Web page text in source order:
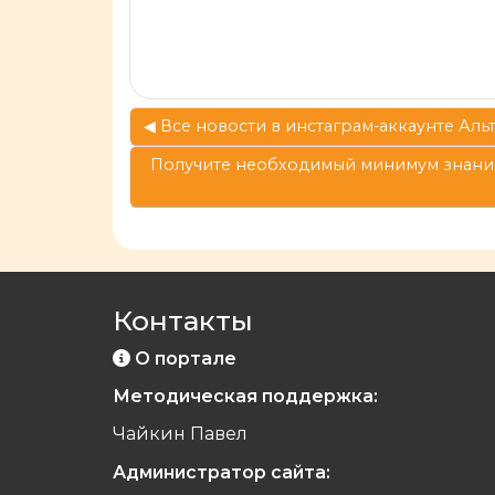
◀︎ Все новости в инстаграм-аккаунте
Получите необходимый минимум
Контакты
О портале
Методическая поддержка:
Чайкин Павел
Администратор сайта: